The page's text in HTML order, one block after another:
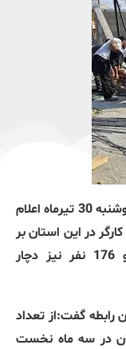
مدیر کل پزشکی قانونی استان مرکزی روز دوشنبه 30 تیرماه اعلام
در این استان بر
اثر حوادث ناشی از کار جان باخته‌اند و 176 نفر نیز دچار
رابطه گفت:از تعداد
در سه ماه نخست